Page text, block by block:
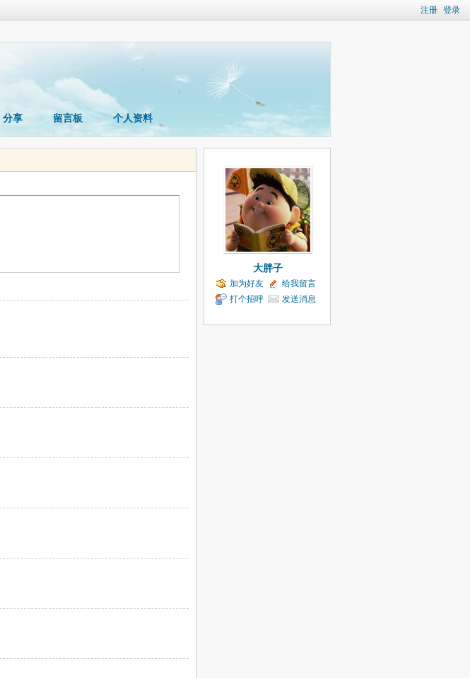
注册 登录
分享 留言板 个人资料
大胖子
加为好友
给我留言
打个招呼
发送消息